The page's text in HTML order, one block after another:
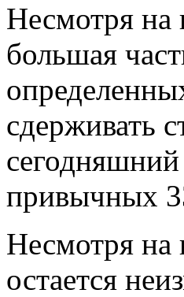
Несмотря на
большая
сдерживать
сегодняшний
привычных
Несмотря на
остается